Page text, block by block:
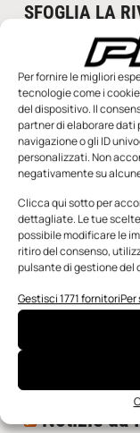
Per fornire le migliori
tecnologie come i
del dispositivo. Il
partner di elaborare dati
navigazione o gli ID
personalizzati. Non
negativamente su
Clicca qui sotto per
dettagliate. Le tue
possibile modificare le
ritiro del consenso,
pulsante di gestione del
Gestisci 1771 fornitoriPer
SFOGLIA LA
Edicola Web
Notizie da
Una nuova
con un
Applicazioni
Notizie da